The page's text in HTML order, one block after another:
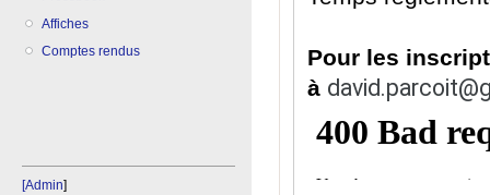
Affiches
Comptes rendus
[Admin]
Pour les
à